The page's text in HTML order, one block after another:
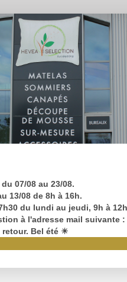
07/08 au 23/08.
13/08 de 8h à 16h.
du lundi au jeudi, 9h à
à l'adresse mail suivante
Bel été ☀